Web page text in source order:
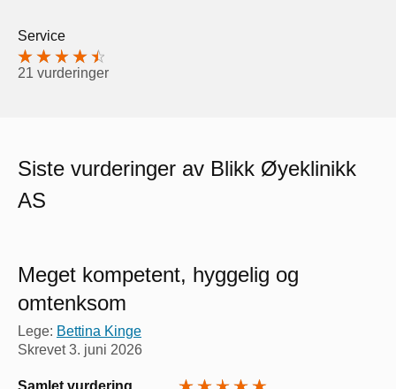
Service
21 vurderinger
Siste vurderinger av Blikk Øyeklinikk
AS
Meget kompetent, hyggelig og
omtenksom
Lege: Bettina Kinge
Skrevet3. juni 2026
Samlet vurdering